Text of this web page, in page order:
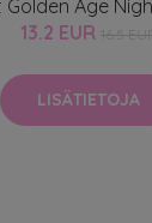
Golden Age
13.2 EUR
LISÄTIETOJA